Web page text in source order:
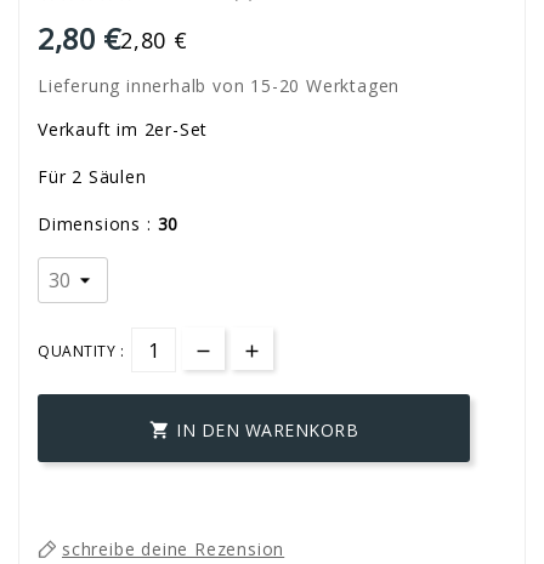
2,80 €2,80 €
Lieferung innerhalb von 15-20 Werktagen
Verkauft im 2er-Set
Für 2 Säulen
Dimensions : 30
QUANTITY :
 IN DEN WARENKORB
schreibe deine Rezension